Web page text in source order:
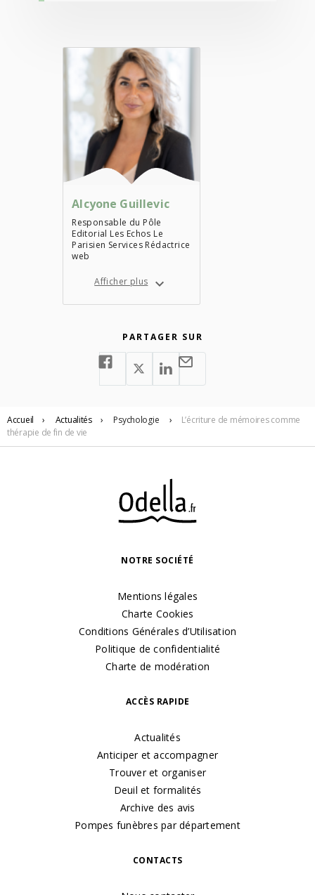
Alcyone Guillevic
Responsable du Pôle
Editorial Les Echos Le
Parisien Services Rédactrice
web
Afficher plus
PARTAGER SUR
Accueil › Actualités › Psychologie ›
L’écriture de mémoires comme
thérapie de fin de vie
NOTRE SOCIÉTÉ
Mentions légales
Charte Cookies
Conditions Générales d’Utilisation
Politique de confidentialité
Charte de modération
ACCÈS RAPIDE
Actualités
Anticiper et accompagner
Trouver et organiser
Deuil et formalités
Archive des avis
Pompes funèbres par département
CONTACTS